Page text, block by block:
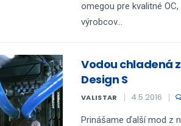
omegou pre kvalitné
výrobcov...
Vodou chladená
Design S
VALISTAR 4.5.2016
Prinášame ďalší mod z